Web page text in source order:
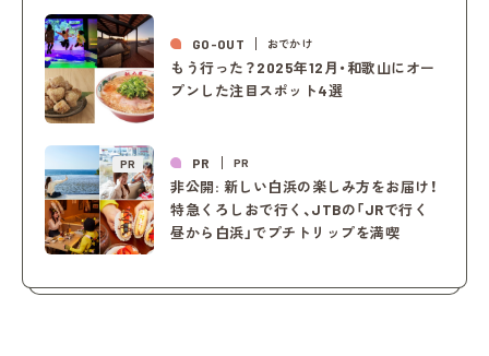
GO-OUT おでかけ
もう行った？2025年12月・和歌山にオー
プンした注目スポット4選
PR PR PR
非公開: 新しい白浜の楽しみ方をお届け！
特急くろしおで行く、JTBの「JRで行く
昼から白浜」でプチトリップを満喫